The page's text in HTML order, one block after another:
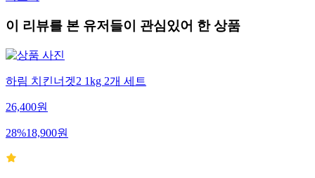
이 리뷰를 본 유저들이 관심있어 한 상품
하림 치킨너겟2 1kg 2개 세트
26,400원
28%18,900원